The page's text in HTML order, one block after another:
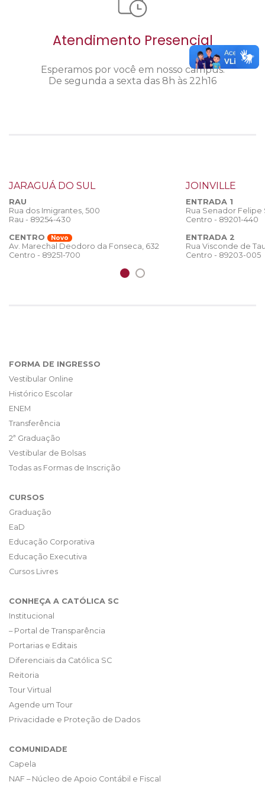
Atendimento Presencial
Esperamos por você em nosso câmpus.
De segunda a sexta das 8h às 22h16
JARAGUÁ DO SUL
RAU
Rua dos Imigrantes, 500
Rau - 89254-430
CENTRO
Novo
Av. Marechal Deodoro da Fonseca, 632
Centro - 89251-700
JOINVILLE
ENTRADA 1
Rua Senador
Centro - 89201-440
ENTRADA 2
Rua Visconde de
Centro - 89203-005
FORMA DE INGRESSO
Vestibular Online
Histórico Escolar
ENEM
Transferência
2ª Graduação
Vestibular de Bolsas
Todas as Formas de Inscrição
CURSOS
Graduação
EaD
Educação Corporativa
Educação Executiva
Cursos Livres
CONHEÇA A CATÓLICA SC
Institucional
– Portal de Transparência
Portarias e Editais
Diferenciais da Católica SC
Reitoria
Tour Virtual
Agende um Tour
Privacidade e Proteção de Dados
COMUNIDADE
Capela
NAF – Núcleo de Apoio Contábil e Fiscal